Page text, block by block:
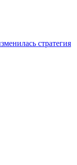
стратегия